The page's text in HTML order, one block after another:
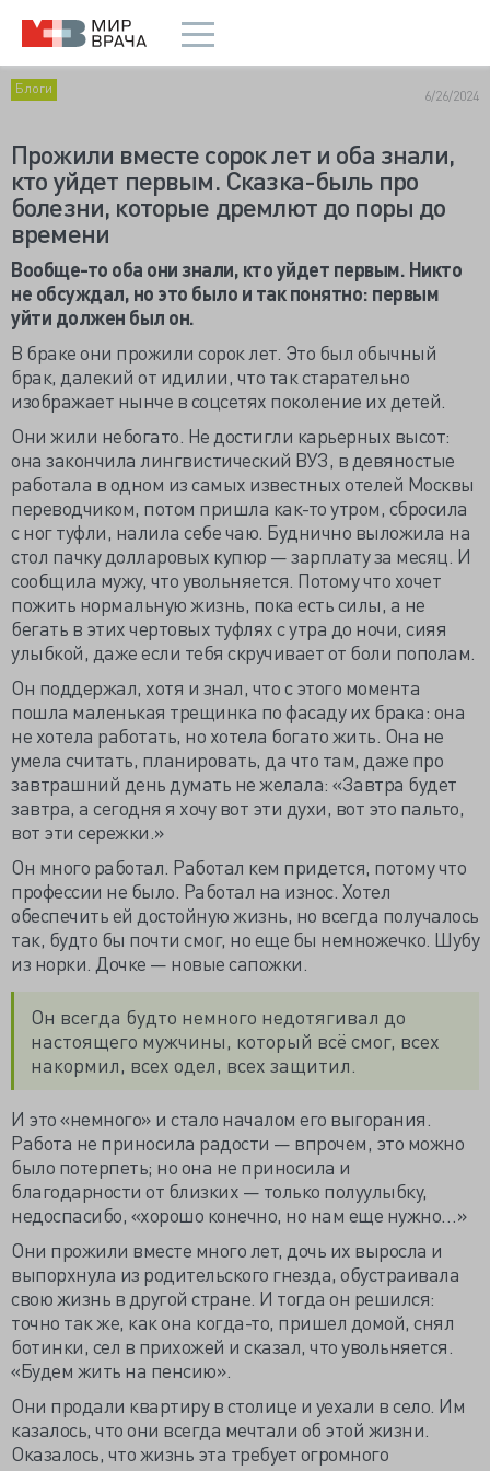
Блоги 6/26/2024
Прожили вместе сорок лет и оба знали,
кто уйдет первым. Сказка-быль про
болезни, которые дремлют до поры до
времени
Вообще-то оба они знали, кто уйдет первым. Никто
не обсуждал, но это было и так понятно: первым
уйти должен был он.
В браке они прожили сорок лет. Это был обычный
брак, далекий от идилии, что так старательно
изображает нынче в соцсетях поколение их детей.
Они жили небогато. Не достигли карьерных высот:
она закончила лингвистический ВУЗ, в девяностые
работала в одном из самых известных отелей Москвы
переводчиком, потом пришла как-то утром, сбросила
с ног туфли, налила себе чаю. Буднично выложила на
стол пачку долларовых купюр — зарплату за месяц. И
сообщила мужу, что увольняется. Потому что хочет
пожить нормальную жизнь, пока есть силы, а не
бегать в этих чертовых туфлях с утра до ночи, сияя
улыбкой, даже если тебя скручивает от боли пополам.
Он поддержал, хотя и знал, что с этого момента
пошла маленькая трещинка по фасаду их брака: она
не хотела работать, но хотела богато жить. Она не
умела считать, планировать, да что там, даже про
завтрашний день думать не желала: «Завтра будет
завтра, а сегодня я хочу вот эти духи, вот это пальто,
вот эти сережки.»
Он много работал. Работал кем придется, потому что
профессии не было. Работал на износ. Хотел
обеспечить ей достойную жизнь, но всегда получалось
так, будто бы почти смог, но еще бы немножечко. Шубу
из норки. Дочке — новые сапожки.
Он всегда будто немного недотягивал до
настоящего мужчины, который всё смог, всех
накормил, всех одел, всех защитил.
И это «немного» и стало началом его выгорания.
Работа не приносила радости — впрочем, это можно
было потерпеть; но она не приносила и
благодарности от близких — только полуулыбку,
недоспасибо, «хорошо конечно, но нам еще нужно…»
Они прожили вместе много лет, дочь их выросла и
выпорхнула из родительского гнезда, обустраивала
свою жизнь в другой стране. И тогда он решился:
точно так же, как она когда-то, пришел домой, снял
ботинки, сел в прихожей и сказал, что увольняется.
«Будем жить на пенсию».
Они продали квартиру в столице и уехали в село. Им
казалось, что они всегда мечтали об этой жизни.
Оказалось, что жизнь эта требует огромного